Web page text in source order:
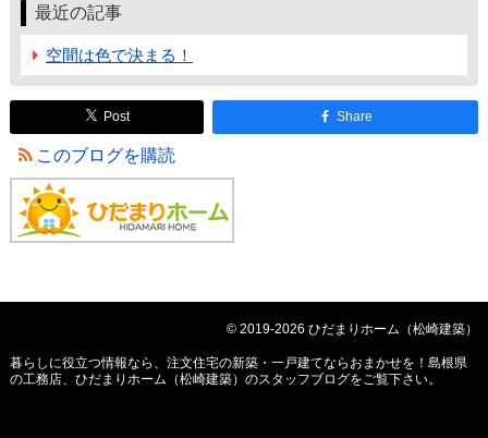
最近の記事
空間は色で決まる！
Post Share
このブログを購読
© 2019-2026 ひだまりホーム（松崎建築）
暮らしに役立つ情報なら、 注文住宅の新築・一戸建てならおまかせを！島根県
の工務店、ひだまりホーム（松崎建築）のスタッフブログをご覧下さい。